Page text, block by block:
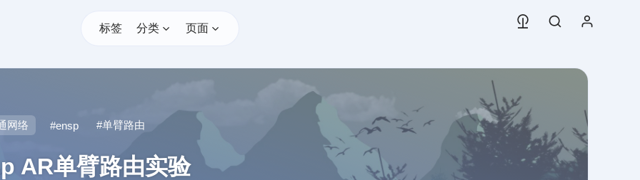
标签 分类 页面
网络 #ensp #单臂路由
AR单臂路由实验